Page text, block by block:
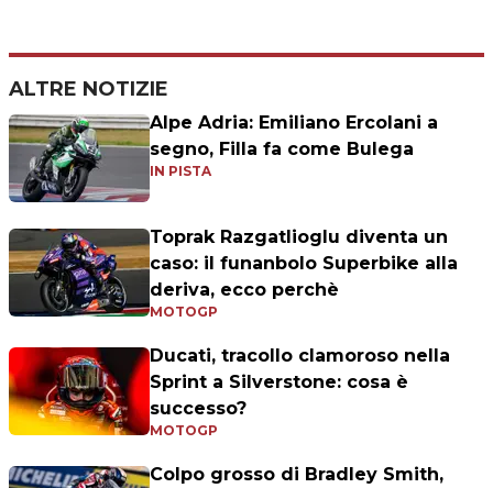
ALTRE NOTIZIE
Alpe Adria: Emiliano Ercolani a
segno, Filla fa come Bulega
IN PISTA
Toprak Razgatlioglu diventa un
caso: il funanbolo Superbike alla
deriva, ecco perchè
MOTOGP
Ducati, tracollo clamoroso nella
Sprint a Silverstone: cosa è
successo?
MOTOGP
Colpo grosso di Bradley Smith,